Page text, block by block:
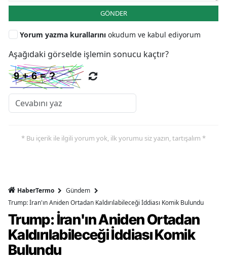
GÖNDER
Yorum yazma kurallarını okudum ve kabul ediyorum
Aşağıdaki görselde işlemin sonucu kaçtır?
* Bu içerik ile ilgili yorum yok, ilk yorumu siz yazın, tartışalım *
HaberTermo
Gündem
Trump: İran'ın Aniden Ortadan Kaldırılabileceği İddiası Komik Bulundu
Trump: İran'ın Aniden Ortadan
Kaldırılabileceği İddiası Komik
Bulundu